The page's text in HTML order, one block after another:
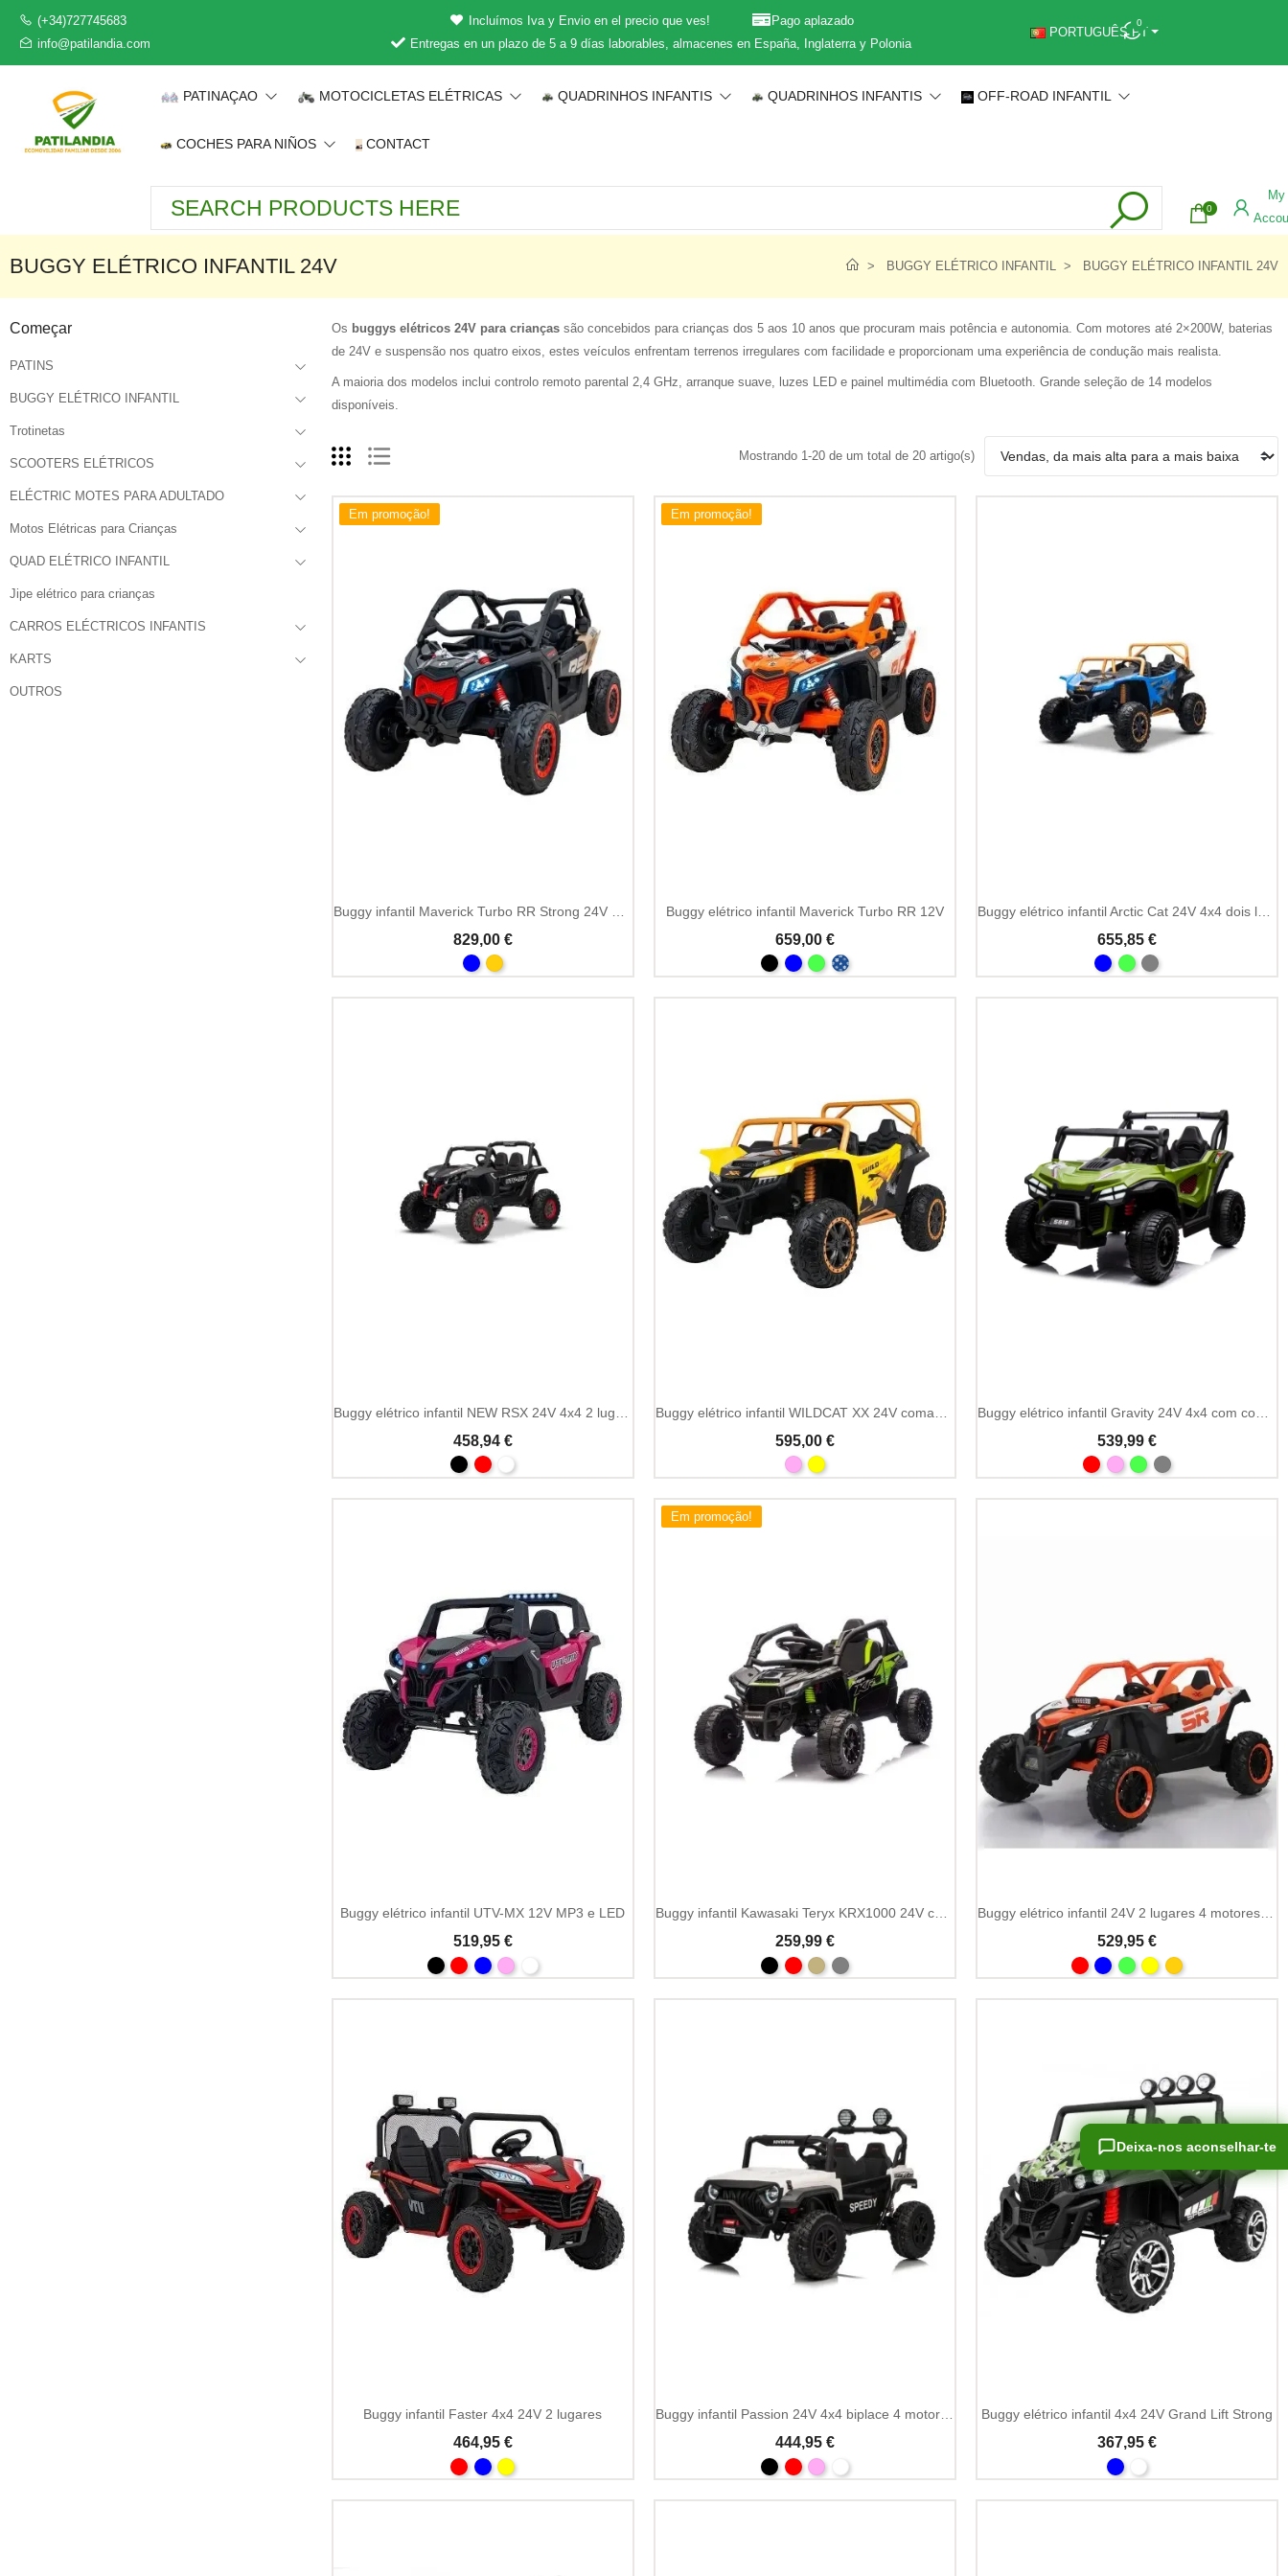
(+34)727745683
info@patilandia.com
Incluímos Iva y Envio en el precio que ves!
Pago aplazado
Entregas en un plazo de 5 a 9 días laborables, almacenes en España, Inglaterra y Polonia
PORTUGUÊS PT
0
PATINAÇAO MOTOCICLETAS ELÉTRICAS QUADRINHOS INFANTIS QUADRINHOS INFANTIS OFF-ROAD INFANTIL
COCHES PARA NIÑOS CONTACT
0
My
BUGGY ELÉTRICO INFANTIL 24V BUGGY ELÉTRICO INFANTIL BUGGY ELÉTRICO INFANTIL 24V
Começar
PATINS
BUGGY ELÉTRICO INFANTIL
Trotinetas
SCOOTERS ELÉTRICOS
ELÉCTRIC MOTES PARA ADULTADO
Motos Elétricas para Crianças
QUAD ELÉTRICO INFANTIL
Jipe elétrico para crianças
CARROS ELÉCTRICOS INFANTIS
KARTS
OUTROS
Os buggys elétricos 24V para crianças são concebidos para crianças dos 5 aos 10 anos que procuram mais potência e autonomia. Com motores até 2×200W, baterias
de 24V e suspensão nos quatro eixos, estes veículos enfrentam terrenos irregulares com facilidade e proporcionam uma experiência de condução mais realista.
A maioria dos modelos inclui controlo remoto parental 2,4 GHz, arranque suave, luzes LED e painel multimédia com Bluetooth. Grande seleção de 14 modelos
disponíveis.
Mostrando 1-20 de um total de 20 artigo(s)
Em promoção!
829,00 €
Em promoção!
Buggy elétrico infantil Maverick Turbo RR 12V
659,00 €
Buggy elétrico infantil Arctic Cat 24V 4x4 dois lugares
655,85 €
458,94 € 595,00 €
Buggy elétrico infantil Gravity 24V 4x4 com comando 2.4GHz
539,99 €
Buggy elétrico infantil UTV-MX 12V MP3 e LED
519,95 €
Em promoção!
Buggy infantil Kawasaki Teryx KRX1000 24V com 4 motores
259,99 €
Buggy elétrico infantil 24V 2 lugares 4 motores Bluetooth
529,95 €
Buggy infantil Faster 4x4 24V 2 lugares
464,95 €
Buggy infantil Passion 24V 4x4 biplace 4 motores
444,95 €
Buggy elétrico infantil 4x4 24V Grand Lift Strong
367,95 €
Deixa-nos aconselhar-te
Deixa-nos aconselhar-te